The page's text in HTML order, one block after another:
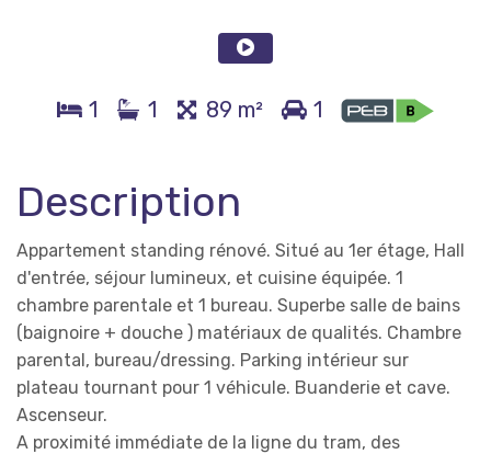
1 1 89 m² 1
Description
Appartement standing rénové. Situé au 1er étage, Hall
d'entrée, séjour lumineux, et cuisine équipée. 1
chambre parentale et 1 bureau. Superbe salle de bains
(baignoire + douche ) matériaux de qualités. Chambre
parental, bureau/dressing. Parking intérieur sur
plateau tournant pour 1 véhicule. Buanderie et cave.
Ascenseur.
A proximité immédiate de la ligne du tram, des